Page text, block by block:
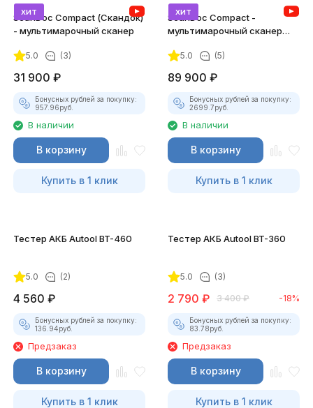
хит
ScanDoc Compact (Скандок)
- мультимарочный сканер
5.0 (3)
31 900 ₽
Бонусных рублей за покупку:
957.96руб.
В наличии
В корзину
Купить в 1 клик
хит
ScanDoc Compact -
мультимарочный сканер
5.0 (5)
89 900 ₽
Бонусных рублей за покупку:
2699.7руб.
В наличии
В корзину
Купить в 1 клик
Тестер АКБ Autool BT-460
5.0 (2)
4 560 ₽
Бонусных рублей за покупку:
136.94руб.
Предзаказ
В корзину
Купить в 1 клик
Тестер АКБ Autool BT-360
5.0 (3)
2 790 ₽ 3 400 ₽ -18%
Бонусных рублей за покупку:
83.78руб.
Предзаказ
В корзину
Купить в 1 клик